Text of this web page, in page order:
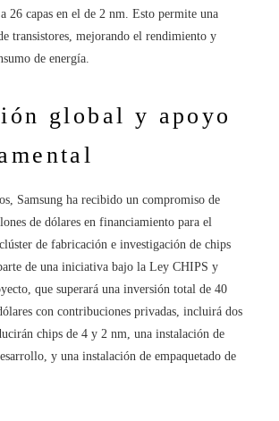
26 capas en el de 2 nm. Esto permite una
transistores, mejorando el rendimiento y
de energía.
global y apoyo
Samsung ha recibido un compromiso de
de dólares en financiamiento para el
de fabricación e investigación de chips
de una iniciativa bajo la Ley CHIPS y
que superará una inversión total de 40
con contribuciones privadas, incluirá dos
chips de 4 y 2 nm, una instalación de
y una instalación de empaquetado de